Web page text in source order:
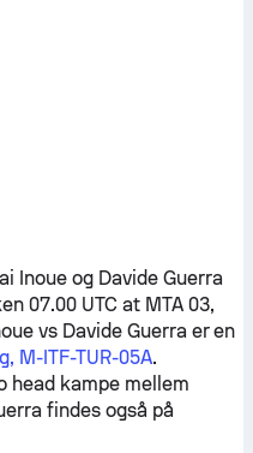
Inoue og Davide Guerra
07.00 UTC at MTA 03,
vs Davide Guerra er en
M-ITF-TUR-05A.
head kampe mellem
findes også på